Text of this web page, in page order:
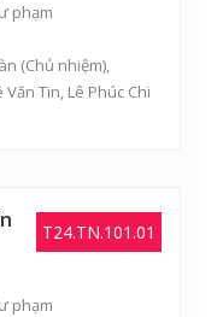
phạm
(Chủ nhiệm),
Văn Tin, Lê Phúc Chi
T24.TN.101.01
phạm